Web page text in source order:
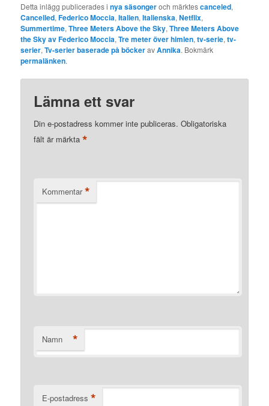
Detta inlägg publicerades inya säsongeroch märktescanceled,
Cancelled,Federico Moccia,Italien,Italienska,Netflix,
Summertime,Three Meters Above the Sky,Three Meters Above
the Sky av Federico Moccia,Tre meter över himlen,tv-serie,tv-
serier,Tv-serier baserade på böckeravAnnika. Bokmärk
permalänken.
Lämna ett svar
Din e-postadress kommer inte publiceras. Obligatoriska
fält är märkta*
Kommentar *
Namn *
E-postadress *